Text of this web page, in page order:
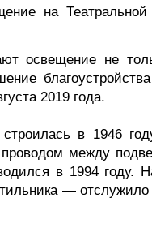
на
освещение не
2019 года.
в 1946
между
в 1994
—